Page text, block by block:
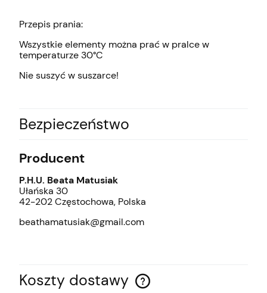
Przepis prania:
Wszystkie elementy można prać w pralce w
temperaturze 30°C
Nie suszyć w suszarce!
Bezpieczeństwo
Producent
P.H.U. Beata Matusiak
Ułańska 30
42-202 Częstochowa, Polska
beathamatusiak@gmail.com
Koszty dostawy
Cena nie zawiera ewentualnych kosztów płatności